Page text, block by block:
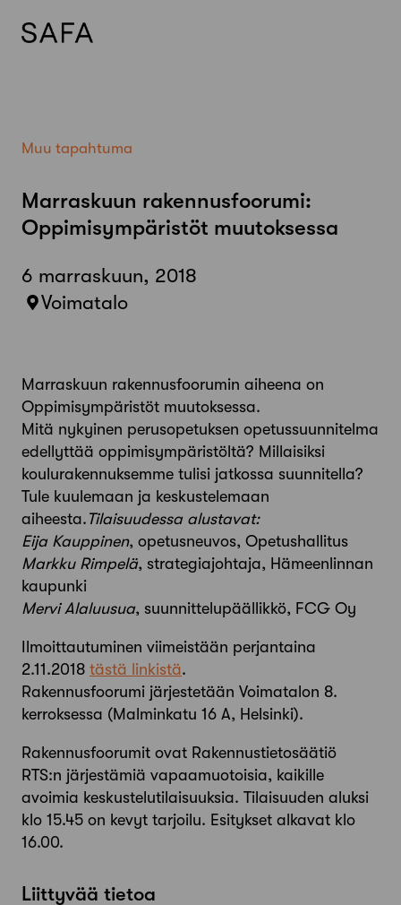
Muu tapahtuma
Marraskuun rakennusfoorumi:
Oppimisympäristöt muutoksessa
6 marraskuun, 2018
Voimatalo
Marraskuun rakennusfoorumin aiheena on
Oppimisympäristöt muutoksessa.
Mitä nykyinen perusopetuksen opetussuunnitelma
edellyttää oppimisympäristöltä? Millaisiksi
koulurakennuksemme tulisi jatkossa suunnitella?
Tule kuulemaan ja keskustelemaan
aiheesta. Tilaisuudessa alustavat:
Eija Kauppinen, opetusneuvos, Opetushallitus
Markku Rimpelä, strategiajohtaja, Hämeenlinnan
kaupunki
Mervi Alaluusua, suunnittelupäällikkö, FCG Oy
Ilmoittautuminen viimeistään perjantaina
2.11.2018 tästä linkistä.
Rakennusfoorumi järjestetään Voimatalon 8.
kerroksessa (Malminkatu 16 A, Helsinki).
Rakennusfoorumit ovat Rakennustietosäätiö
RTS:n järjestämiä vapaamuotoisia, kaikille
avoimia keskustelutilaisuuksia. Tilaisuuden aluksi
klo 15.45 on kevyt tarjoilu. Esitykset alkavat klo
16.00.
Liittyvää tietoa